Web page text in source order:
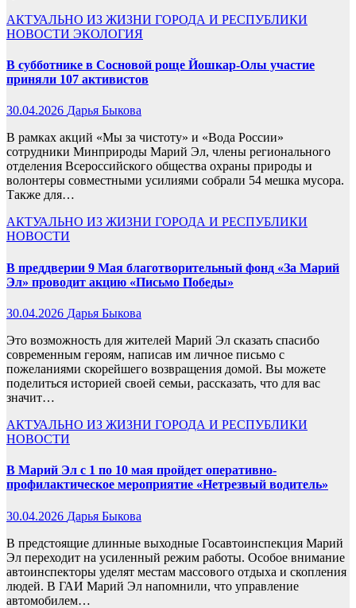
АКТУАЛЬНО ИЗ ЖИЗНИ ГОРОДА И РЕСПУБЛИКИ
НОВОСТИ ЭКОЛОГИЯ
В субботнике в Сосновой роще Йошкар-Олы участие
приняли 107 активистов
30.04.2026 Дарья Быкова
В рамках акций «Мы за чистоту» и «Вода России»
сотрудники Минприроды Марий Эл, члены регионального
отделения Всероссийского общества охраны природы и
волонтеры совместными усилиями собрали 54 мешка мусора.
Также для…
АКТУАЛЬНО ИЗ ЖИЗНИ ГОРОДА И РЕСПУБЛИКИ
НОВОСТИ
В преддверии 9 Мая благотворительный фонд «Зa Марий
Эл» проводит акцию «Письмо Победы»
30.04.2026 Дарья Быкова
Это возможность для жителей Марий Эл сказать спасибо
современным героям, написав им личное письмо с
пожеланиями скорейшего возвращения домой. Вы можете
поделиться историей своей семьи, рассказать, что для вас
значит…
АКТУАЛЬНО ИЗ ЖИЗНИ ГОРОДА И РЕСПУБЛИКИ
НОВОСТИ
В Марий Эл с 1 по 10 мая пройдет оперативно-
профилактическое мероприятие «Нетрезвый водитель»
30.04.2026 Дарья Быкова
В предстоящие длинные выходные Госавтоинспекция Марий
Эл переходит на усиленный режим работы. Особое внимание
автоинспекторы уделят местам массового отдыха и скопления
людей. В ГАИ Марий Эл напомнили, что управление
автомобилем…